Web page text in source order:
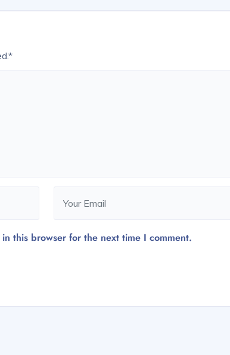
*
this browser for the next time I comment.